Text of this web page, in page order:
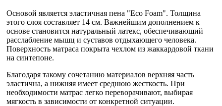
Основой является эластичная пена "Eco Foam". Толщина
этого слоя составляет 14 см. Важнейшим дополнением к
основе становится натуральный латекс, обеспечивающий
расслабление мышц и суставов отдыхающего человека.
Поверхность матраса покрыта чехлом из жаккардовой ткани
на синтепоне.
Благодаря такому сочетанию материалов верхняя часть
эластична, а нижняя имеет среднюю жесткость. При
необходимости матрас легко переворачивают, выбирая
мягкость в зависимости от конкретной ситуации.